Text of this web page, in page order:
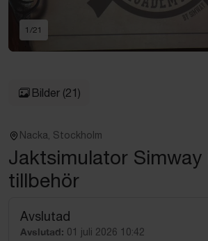
1 /21
Bilder (21)
Nacka, Stockholm
Jaktsimulator Simway
tillbehör
Avslutad
Avslutad: 01 juli 2026 10:42